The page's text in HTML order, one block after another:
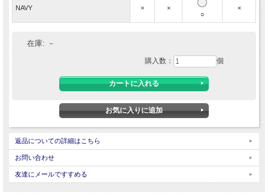
・吸水速乾性、ストレッチ性、UVカット機能
・モックネック（高さ：約5cm）
こちらの製品はリラックス感を演出している為、一般的なサイズ感よりも敢えてや
ジャストサイズでの着こなしをご希望の場合は、ワンサイズ小さいサイズをお選び
本体:ポリエステル100％
◆原産国
MADE IN JAPAN
平置き実寸サイズ ※スプリットラグランスリーブ
サイズ 胸囲 着丈 肩幅 袖丈
NAVY ×
×
○
×
在庫: －
購入数： 個
返品についての詳細はこちら
お問い合わせ
友達にメールですすめる